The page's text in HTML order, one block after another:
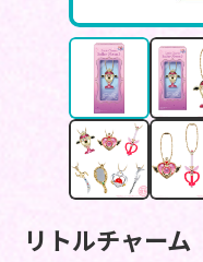
リトルチャー